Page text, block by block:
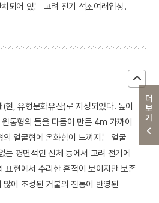
더보기
되어 있는 고려 전기 석조여래입상.
현, 유형문화유산)로 지정되었다. 높이
통형의 돌을 다듬어 만든 4m 가까이
얼굴형에 온화함이 느껴지는 얼굴
는 평면적인 신체 등에서 고려 전기에
표현에서 수리한 흔적이 보이지만 보존
이 조성된 거불의 전통이 반영된